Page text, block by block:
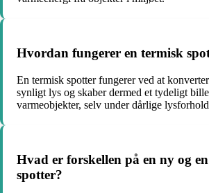
Hvordan fungerer en termisk
En termisk spotter fungerer ved at
synligt lys og skaber dermed et tydeligt
varmeobjekter, selv under dårlige
Hvad er forskellen på en ny og
spotter?